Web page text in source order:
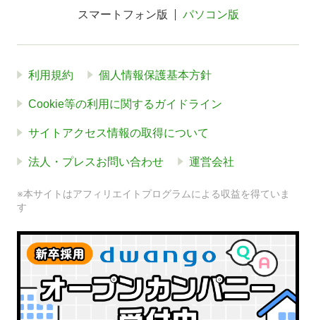
スマートフォン版 パソコン版
利用規約 個人情報保護基本方針
Cookie等の利用に関するガイドライン
サイトアクセス情報の取得について
法人・プレスお問い合わせ 運営会社
※本サイトはアフィリエイトプログラムによる収益を得ていま
す